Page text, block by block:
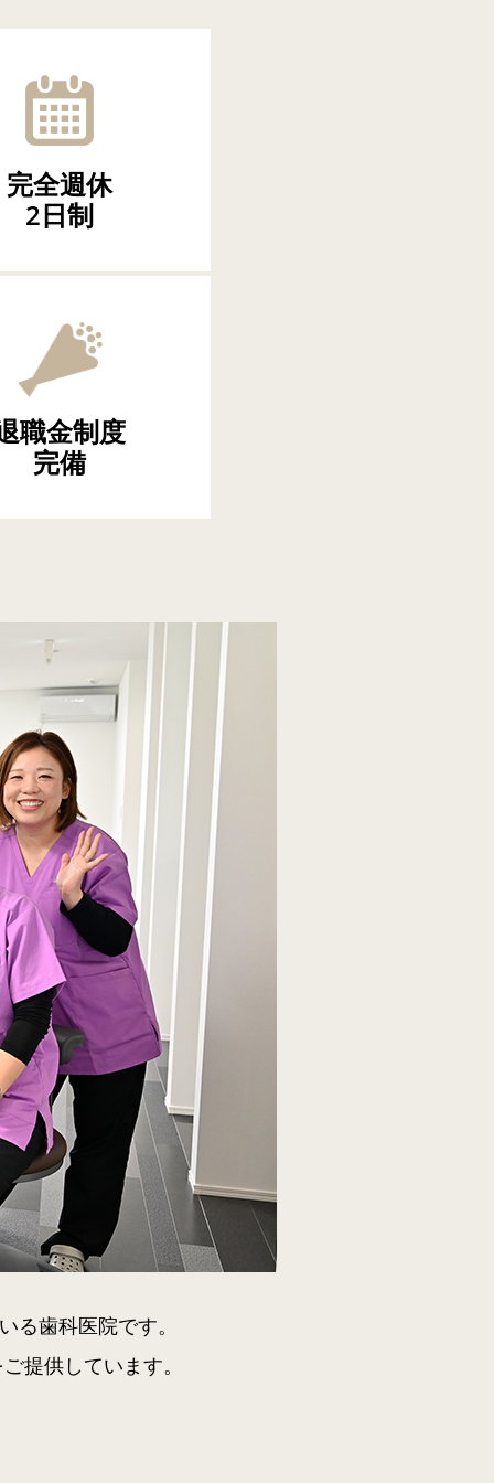
完全週休
2日制
職金制度
完備
歯科医院です。
提供しています。